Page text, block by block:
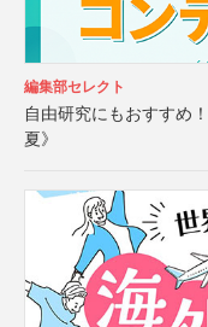
編集部セレクト
自由研究にもおすすめ
夏》